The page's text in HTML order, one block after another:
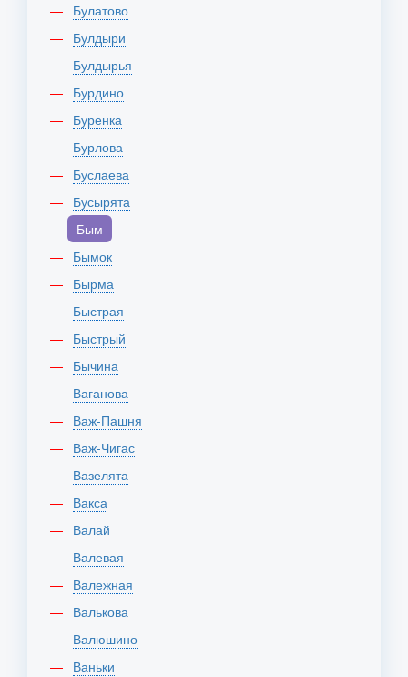
Булатово
Булдыри
Булдырья
Бурдино
Буренка
Бурлова
Буслаева
Бусырята
Бым
Бымок
Бырма
Быстрая
Быстрый
Бычина
Ваганова
Важ-Пашня
Важ-Чигас
Вазелята
Вакса
Валай
Валевая
Валежная
Валькова
Валюшино
Ваньки